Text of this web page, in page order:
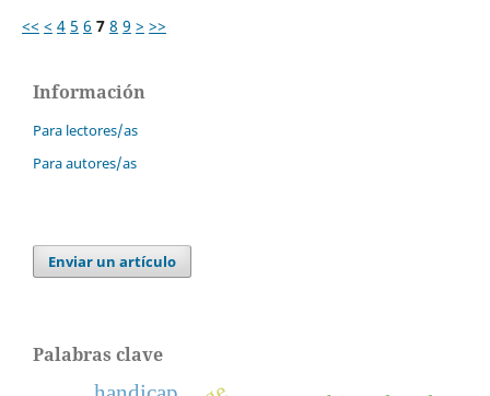
<< < 4 5 6 7 8 9 > >>
Información
Para lectores/as
Para autores/as
Enviar un artículo
Palabras clave